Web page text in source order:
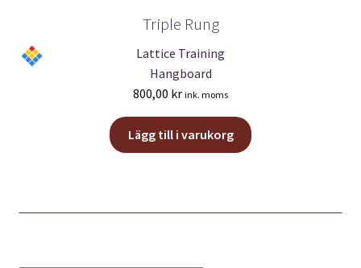
Triple Rung
Lattice Training
Hangboard
800,00 kr ink. moms
Lägg till i varukorg